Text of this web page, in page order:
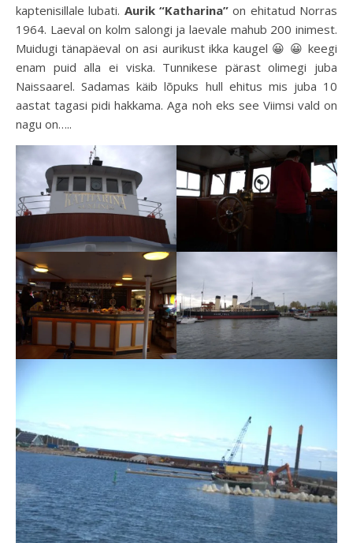
kaptenisillale lubati. Aurik “Katharina” on ehitatud Norras
1964. Laeval on kolm salongi ja laevale mahub 200 inimest.
Muidugi tänapäeval on asi aurikust ikka kaugel 😀 😀 keegi
enam puid alla ei viska. Tunnikese pärast olimegi juba
Naissaarel. Sadamas käib lõpuks hull ehitus mis juba 10
aastat tagasi pidi hakkama. Aga noh eks see Viimsi vald on
nagu on…..